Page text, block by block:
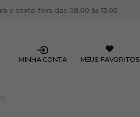
e sexta-feira das 08:00 às 13:00
MEUS FAVORITOS
MINHA CONTA